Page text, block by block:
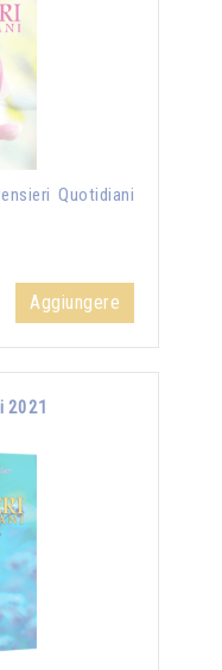
Quotidiani
Aggiungere
2021